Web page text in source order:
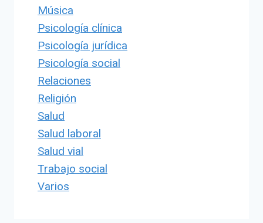
Música
Psicología clínica
Psicología jurídica
Psicología social
Relaciones
Religión
Salud
Salud laboral
Salud vial
Trabajo social
Varios